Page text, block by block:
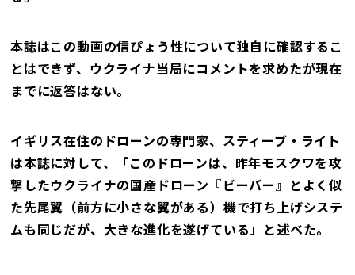
本誌はこの動画の信ぴょう性について独自に確認するこ
とはできず、ウクライナ当局にコメントを求めたが現在
までに返答はない。
イギリス在住のドローンの専門家、スティーブ・ライト
は本誌に対して、「このドローンは、昨年モスクワを攻
撃したウクライナの国産ドローン『ビーバー』とよく似
た先尾翼（前方に小さな翼がある）機で打ち上げシステ
ムも同じだが、大きな進化を遂げている」と述べた。